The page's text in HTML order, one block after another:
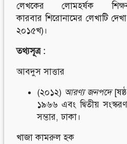
লেখকেরলোমহর্ষক
কারবার শিরোনামের লেখাটি
২০১৫খ)।
তথ্যসূত্র :
আবদুস সাত্তার
(২০১২) আরণ্য জনপদে
১৯৬৬ এবং দ্বিতীয়
সম্ভার, ঢাকা।
খাজা কামরুল হক